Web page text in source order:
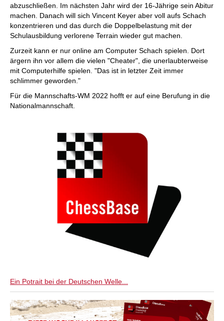
abzuschließen. Im nächsten Jahr wird der 16-Jährige sein Abitur
machen. Danach will sich Vincent Keyer aber voll aufs Schach
konzentrieren und das durch die Doppelbelastung mit der
Schulausbildung verlorene Terrain wieder gut machen.
Zurzeit kann er nur online am Computer Schach spielen. Dort
ärgern ihn vor allem die vielen "Cheater", die unerlaubterweise
mit Computerhilfe spielen. "Das ist in letzter Zeit immer
schlimmer geworden."
Für die Mannschafts-WM 2022 hofft er auf eine Berufung in die
Nationalmannschaft.
Ein Potrait bei der Deutschen Welle...